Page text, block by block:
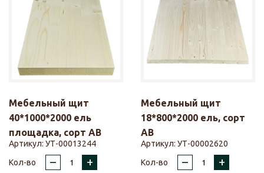
Мебельный щит
40*1000*2000 ель
площадка, сорт АВ
Артикул: УТ-00013244
Кол-во
– +
Мебельный щит
18*800*2000 ель, сорт
АВ
Артикул: УТ-00002620
Кол-во
– +